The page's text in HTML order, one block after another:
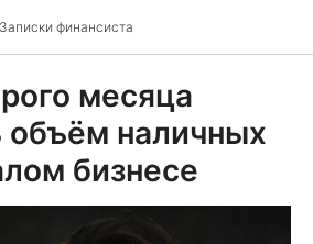
Записки финансиста
месяца
объём наличных
бизнесе